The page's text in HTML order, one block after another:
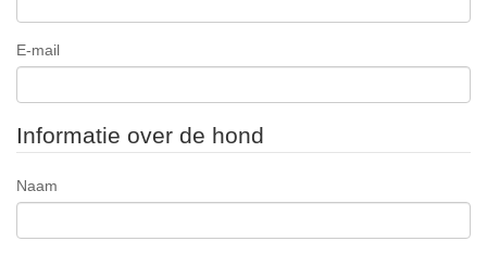
E-mail
Informatie over de hond
Naam